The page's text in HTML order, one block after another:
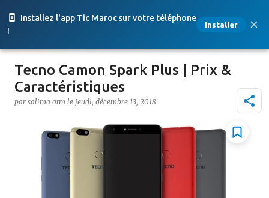
Installez l'app Tic Maroc sur votre téléphone
!
Installer
Accéder au contenu principal
Tecno Camon Spark Plus | Prix &
Caractéristiques
par salima atm le jeudi, décembre 13, 2018